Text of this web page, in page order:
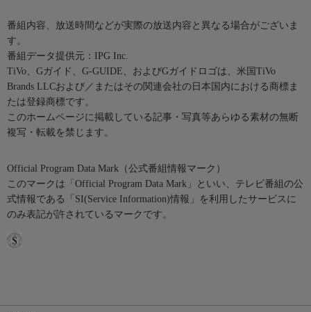
番組内容、放送時間などが実際の放送内容と異なる場合がございま
す。
番組データ提供元：IPG Inc.
TiVo、Gガイド、G-GUIDE、およびGガイドロゴは、米国TiVo
Brands LLCおよび／またはその関連会社の日本国内における商標ま
たは登録商標です。
このホームページに掲載している記事・写真等あらゆる素材の無断
複写・転載を禁じます。
Official Program Data Mark（公式番組情報マーク）
このマークは「Official Program Data Mark」といい、テレビ番組の公
式情報である「SI(Service Information)情報」を利用したサービスに
のみ表記が許されているマークです。